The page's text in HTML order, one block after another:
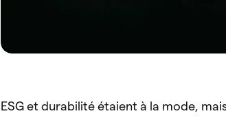
ESG et durabilité étaient à la mode,